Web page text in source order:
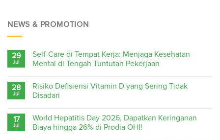
NEWS & PROMOTION
29
Jul
Self-Care di Tempat Kerja: Menjaga Kesehatan
Mental di Tengah Tuntutan Pekerjaan
28
Jul
Risiko Defisiensi Vitamin D yang Sering Tidak
Disadari
17
Jul
World Hepatitis Day 2026, Dapatkan Keringanan
Biaya hingga 26% di Prodia OHI!